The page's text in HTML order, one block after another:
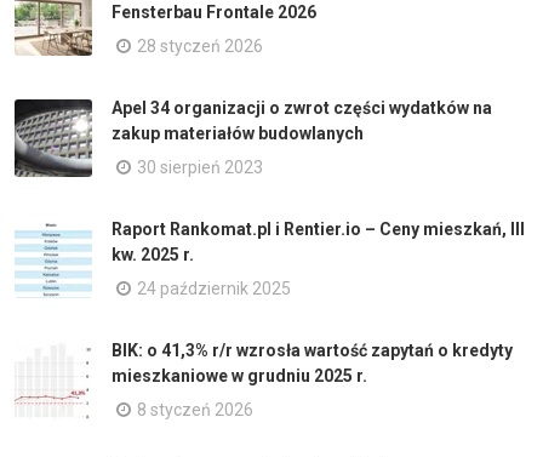
Fensterbau Frontale 2026
28 styczeń 2026
Apel 34 organizacji o zwrot części wydatków na
zakup materiałów budowlanych
30 sierpień 2023
Raport Rankomat.pl i Rentier.io – Ceny mieszkań, III
kw. 2025 r.
24 październik 2025
BIK: o 41,3% r/r wzrosła wartość zapytań o kredyty
mieszkaniowe w grudniu 2025 r.
8 styczeń 2026